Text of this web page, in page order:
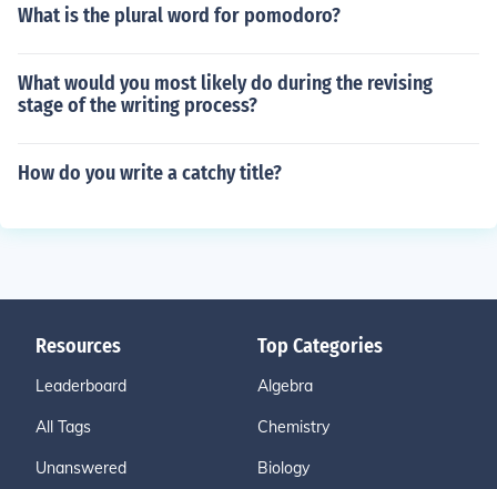
What is the plural word for pomodoro?
What would you most likely do during the revising
stage of the writing process?
How do you write a catchy title?
Resources
Leaderboard
All Tags
Unanswered
Top Categories
Algebra
Chemistry
Biology